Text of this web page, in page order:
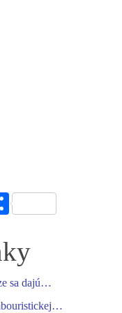
S
re
sa dajú…